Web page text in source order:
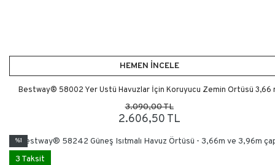
HEMEN İNCELE
Bestway® 58002 Yer Üstü Havuzlar İçin Koruyucu Zemin Örtüsü 3,66
3.090,00 TL
2.606,50 TL
%1
3 Taksit